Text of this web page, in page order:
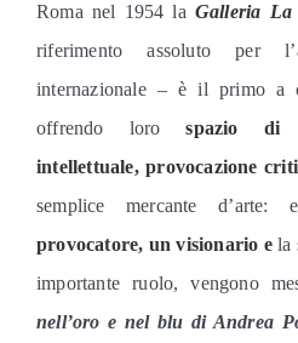
Roma nel 1954 la Galleria La
riferimento assoluto per
internazionale – è il primo a
offrendo lorospazio di
intellettuale, provocazione
semplice mercante
provocatore, un visionario ela
importante ruolo, vengono
nell’oro e nel blu di Andrea